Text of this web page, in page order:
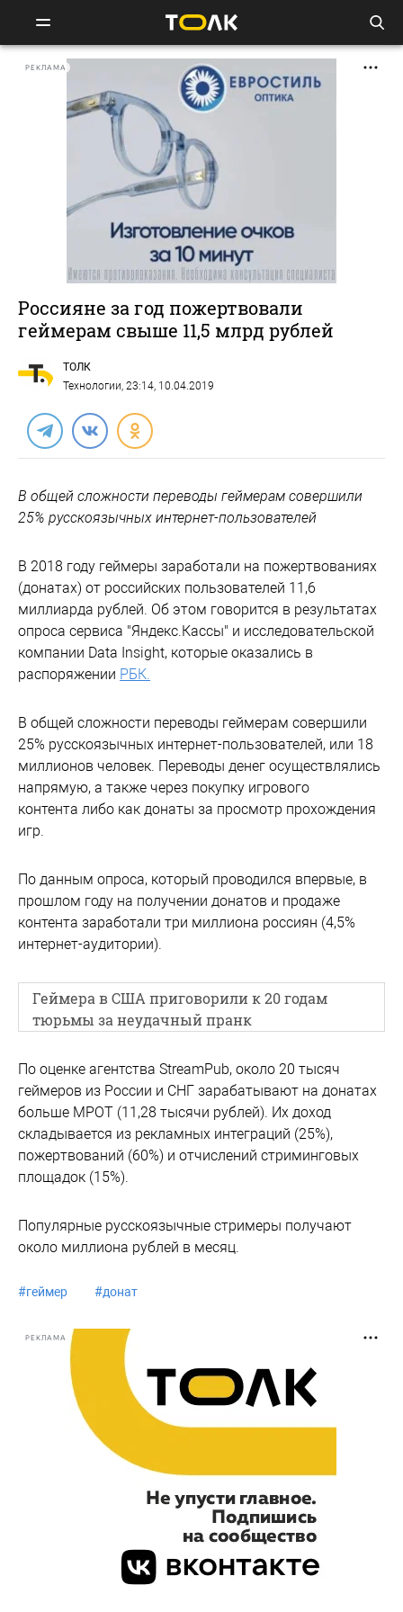
РЕКЛАМА
Россияне за год пожертвовали
геймерам свыше 11,5 млрд рублей
ТОЛК
Технологии, 23:14, 10.04.2019
В общей сложности переводы геймерам совершили
25% русскоязычных интернет-пользователей
В 2018 году геймеры заработали на пожертвованиях
(донатах) от российских пользователей 11,6
миллиарда рублей. Об этом говорится в результатах
опроса сервиса "Яндекс.Кассы" и исследовательской
компании Data Insight, которые оказались в
распоряжении РБК.
В общей сложности переводы геймерам совершили
25% русскоязычных интернет-пользователей, или 18
миллионов человек. Переводы денег осуществлялись
напрямую, а также через покупку игрового
контента либо как донаты за просмотр прохождения
игр.
По данным опроса, который проводился впервые, в
прошлом году на получении донатов и продаже
контента заработали три миллиона россиян (4,5%
интернет-аудитории).
Геймера в США приговорили к 20 годам
тюрьмы за неудачный пранк
По оценке агентства StreamPub, около 20 тысяч
геймеров из России и СНГ зарабатывают на донатах
больше МРОТ (11,28 тысячи рублей). Их доход
складывается из рекламных интеграций (25%),
пожертвований (60%) и отчислений стриминговых
площадок (15%).
Популярные русскоязычные стримеры получают
около миллиона рублей в месяц.
#геймер #донат
РЕКЛАМА